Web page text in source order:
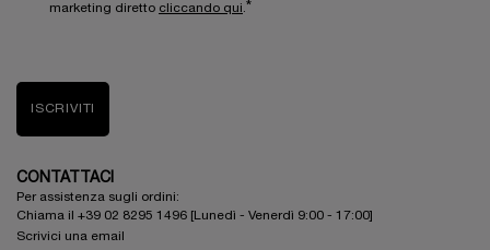
marketing diretto cliccando qui.*
ISCRIVITI
CONTATTACI
Per assistenza sugli ordini:
Chiama il +39 02 8295 1496 [Lunedì - Venerdì 9:00 - 17:00]
Scrivici una email